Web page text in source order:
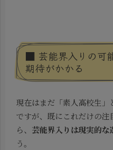
■ 芸能界入りの可
期待がかかる
現在はまだ「素人高校生
ですが、既にこれだけの
ら、 芸能界入りは現実的な
う。